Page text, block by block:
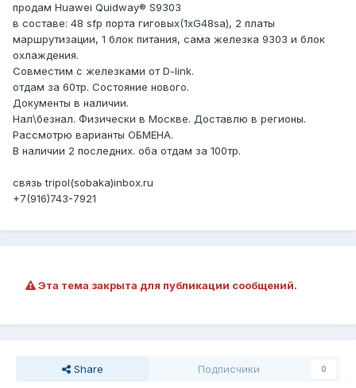
продам Huawei Quidway® S9303
в составе: 48 sfp порта гиговых(1xG48sa), 2 платы
маршрутизации, 1 блок питания, сама железка 9303 и блок
охлаждения.
Совместим с железками от D-link.
отдам за 60тр. Состояние нового.
Документы в наличии.
Нал\безнал. Физически в Москве. Доставлю в регионы.
Рассмотрю варианты ОБМЕНА.
В наличии 2 последних. оба отдам за 100тр.
связь tripol(sobaka)inbox.ru
+7(916)743-7921
Эта тема закрыта для публикации сообщений.
Share Подписчики 0